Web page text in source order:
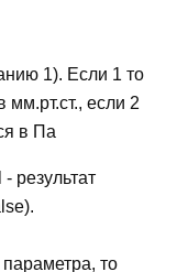
1). Если 1 то
мм.рт.ст., если 2
в Па
результат
то